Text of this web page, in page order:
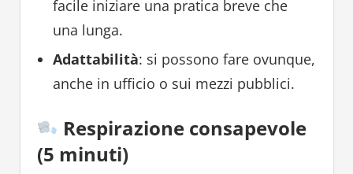
facile iniziare una pratica breve che
una lunga.
Adattabilità: si possono fare ovunque,
anche in ufficio o sui mezzi pubblici.
Respirazione consapevole
(5 minuti)